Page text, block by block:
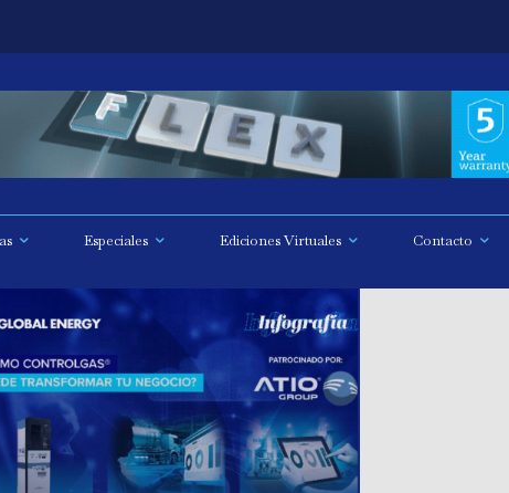
Especiales Ediciones Virtuales Contacto